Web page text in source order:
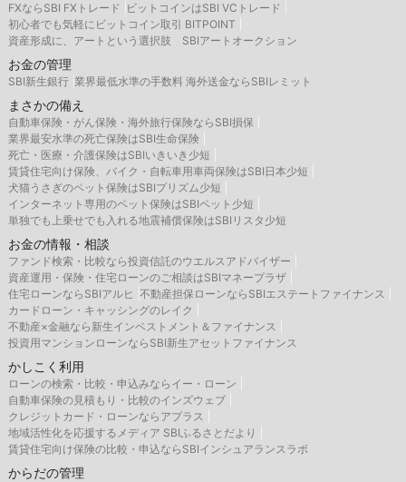
FXならSBI FXトレード
ビットコインはSBI VCトレード
初心者でも気軽にビットコイン取引 BITPOINT
資産形成に、アートという選択肢 SBIアートオークション
お金の管理
SBI新生銀行 業界最低水準の手数料 海外送金ならSBIレミット
まさかの備え
自動車保険・がん保険・海外旅行保険ならSBI損保
業界最安水準の死亡保険はSBI生命保険
死亡・医療・介護保険はSBIいきいき少短
賃貸住宅向け保険、バイク・自転車用車両保険はSBI日本少短
犬猫うさぎのペット保険はSBIプリズム少短
インターネット専用のペット保険はSBIペット少短
単独でも上乗せでも入れる地震補償保険はSBIリスタ少短
お金の情報・相談
ファンド検索・比較なら投資信託のウエルスアドバイザー
資産運用・保険・住宅ローンのご相談はSBIマネープラザ
住宅ローンならSBIアルヒ 不動産担保ローンならSBIエステートファイナンス
カードローン・キャッシングのレイク
不動産×金融なら新生インベストメント＆ファイナンス
投資用マンションローンならSBI新生アセットファイナンス
かしこく利用
ローンの検索・比較・申込みならイー・ローン
自動車保険の見積もり・比較のインズウェブ
クレジットカード・ローンならアプラス
地域活性化を応援するメディア SBIふるさとだより
賃貸住宅向け保険の比較・申込ならSBIインシュアランスラボ
からだの管理